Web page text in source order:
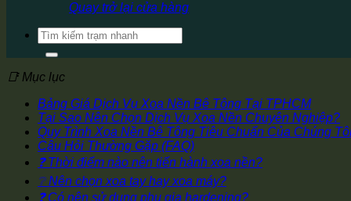
Quay trở lại cửa hàng
Tìm
kiếm:
📑 Mục lục
Bảng Giá Dịch Vụ Xoa Nền Bê Tông Tại TPHCM
Tại Sao Nên Chọn Dịch Vụ Xoa Nền Chuyên Nghiệp?
Quy Trình Xoa Nền Bê Tông Tiêu Chuẩn Của Chúng
Câu Hỏi Thường Gặp (FAQ)
❓ Thời điểm nào nên tiến hành xoa nền?
❔ Nên chọn xoa tay hay xoa máy?
❓ Có nên sử dụng phụ gia hardening?